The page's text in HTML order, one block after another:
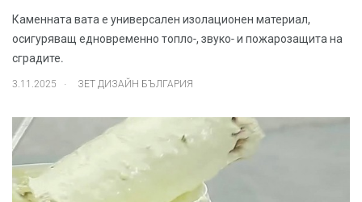
Каменната вата е универсален изолационен материал,
осигуряващ едновременно топло-, звуко- и пожарозащита на
сградите.
3.11.2025 . ЗЕТ ДИЗАЙН БЪЛГАРИЯ